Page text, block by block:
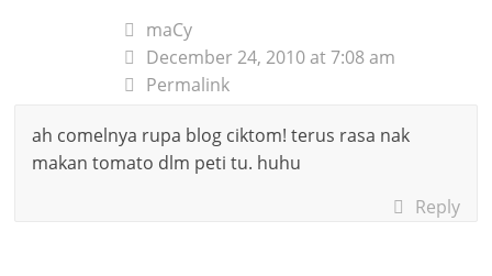
maCy
December 24, 2010 at 7:08 am
Permalink
ah comelnya rupa blog ciktom! terus rasa nak
makan tomato dlm peti tu. huhu
Reply